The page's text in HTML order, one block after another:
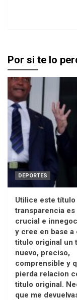
Por si te lo
DEPORTES
Utilice este título
transparencia es
crucial e
y cree en base a
titulo original un
nuevo, preciso,
comprensible y
pierda relacion
titulo original.
que me